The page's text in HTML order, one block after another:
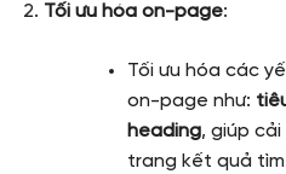
Tối ưu hóa on-page:
Tối ưu hóa các
on-page như:
heading, giúp
trang kết quả tìm